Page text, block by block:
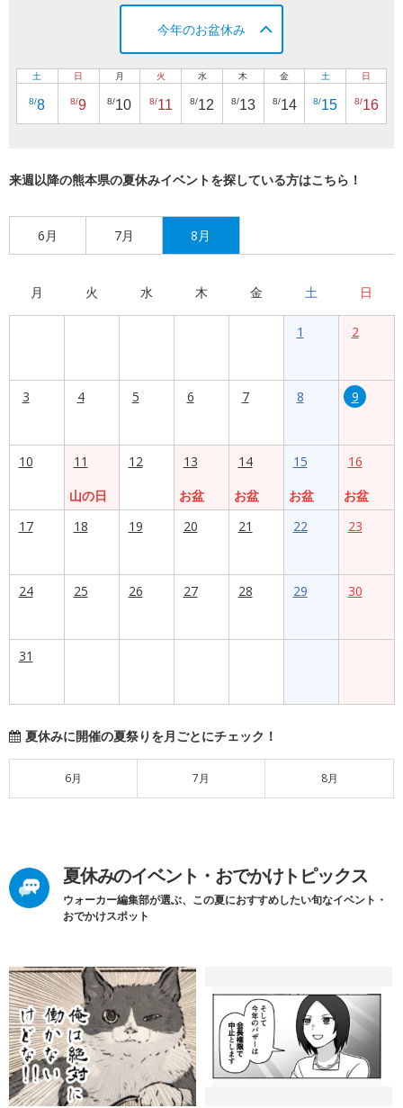
今年のお盆休み
土
8/8
日
8/9
月
8/10
火
8/11
水
8/12
木
8/13
金
8/14
土
8/15
日
8/16
来週以降の熊本県の夏休みイベントを探している方はこちら！
6月 7月 8月
月 火 水 木 金 土 日
1 2
3 4 5 6 7 8 9
10
11
山の日
12
13
お盆
14
お盆
15
お盆
16
お盆
17
18 19 20 21 22 23
24 25 26 27 28 29 30
31
夏休みに開催の夏祭りを月ごとにチェック！
6月 7月 8月
夏休みのイベント・おでかけトピックス
ウォーカー編集部が選ぶ、この夏におすすめしたい旬なイベント・
おでかけスポット